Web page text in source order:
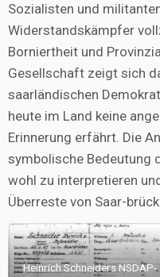
Sozialisten und
Widerstandskämpfer
Borniertheit und
Gesellschaft zeigt sich
saarländischen
heute im Land keine
Erinnerung erfährt. Die
symbolische Bedeutung
wohl zu interpretieren
Überreste von Saar-
Heinrich Schneiders NSDAP-